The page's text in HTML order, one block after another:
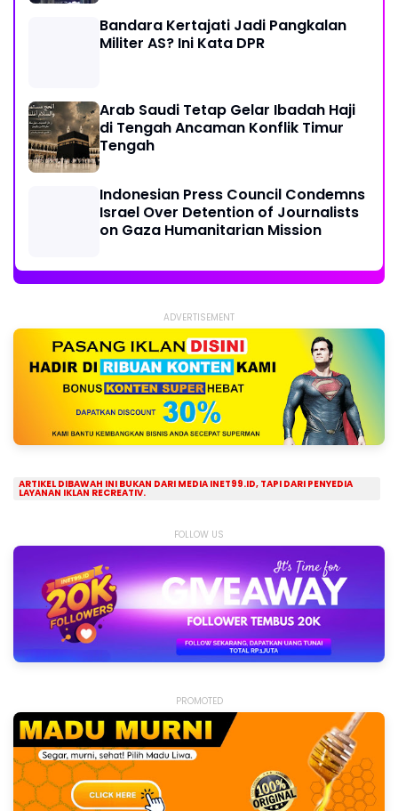
Bandara Kertajati Jadi Pangkalan
Militer AS? Ini Kata DPR
Arab Saudi Tetap Gelar Ibadah Haji
di Tengah Ancaman Konflik Timur
Tengah
Indonesian Press Council Condemns
Israel Over Detention of Journalists
on Gaza Humanitarian Mission
ADVERTISEMENT
ARTIKEL DIBAWAH INI BUKAN DARI MEDIA INET99.ID, TAPI DARI PENYEDIA
LAYANAN IKLAN RECREATIV.
FOLLOW US
PROMOTED